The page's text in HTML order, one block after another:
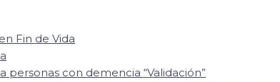
Fin de Vida
con demencia “Validación”